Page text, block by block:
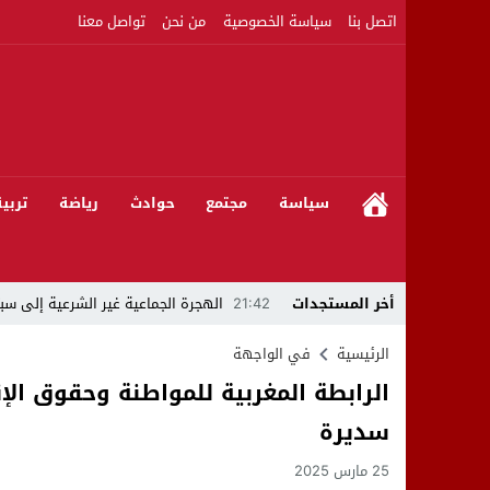
اتصل بنا سياسة الخصوصية من نحن تواصل معنا
سياسة مجتمع حوادث رياضة
أخر المستجدات 21:42 الهجرة الجماعية غير الشرعية إلى
21:16
08:50 مبادرات مواطنة وشركاؤها ينظمون
الرئيسية في الواجهة
الرابطة المغربية للمواطنة وحقوق
سديرة
25 مارس 2025